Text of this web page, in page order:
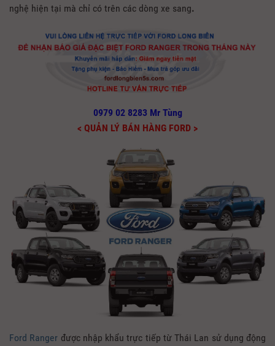
nghệ hiện tại mà chỉ có trên các dòng xe sang.
0979 02 8283 Mr Tùng
< QUẢN LÝ BÁN HÀNG FORD >
Ford Ranger được nhập khẩu trực tiếp từ Thái Lan sử dụng động